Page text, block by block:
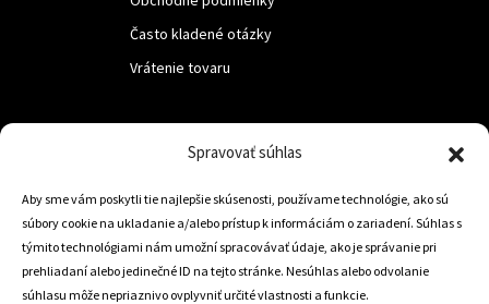
Spravovať súhlas
Aby sme vám poskytli tie najlepšie skúsenosti, používame technológie, ako sú
súbory cookie na ukladanie a/alebo prístup k informáciám o zariadení. Súhlas s
týmito technológiami nám umožní spracovávať údaje, ako je správanie pri
prehliadaní alebo jedinečné ID na tejto stránke. Nesúhlas alebo odvolanie
súhlasu môže nepriaznivo ovplyvniť určité vlastnosti a funkcie.
Často kladené otázky
Vrátenie tovaru
Trstená 02801